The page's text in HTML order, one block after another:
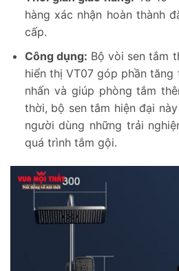
hàng xác nhận hoàn thành
cấp.
Công dụng: Bộ vòi sen tắm
hiển thị VT07 góp phần
nhấn và giúp phòng tắm
thời, bộ sen tắm hiện đại
người dùng những trải
quá trình tắm gội.